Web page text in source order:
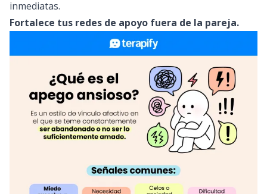
inmediatas.
Fortalece tus redes de apoyo fuera de la pareja.